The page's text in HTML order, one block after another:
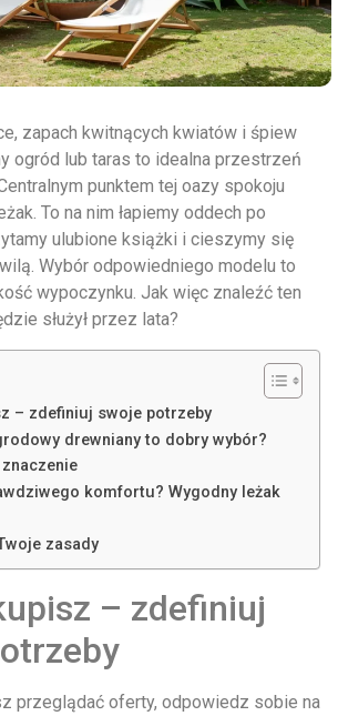
zapach kwitnących kwiatów i śpiew
ogród lub taras to idealna przestrzeń
punktem tej oazy spokoju
To na nim łapiemy oddech po
ulubione książki i cieszymy się
Wybór odpowiedniego modelu to
wypoczynku. Jak więc znaleźć ten
służył przez lata?
– zdefiniuj swoje potrzeby
drewniany to dobry wybór?
znaczenie
komfortu? Wygodny leżak
zasady
– zdefiniuj
przeglądać oferty, odpowiedz sobie na